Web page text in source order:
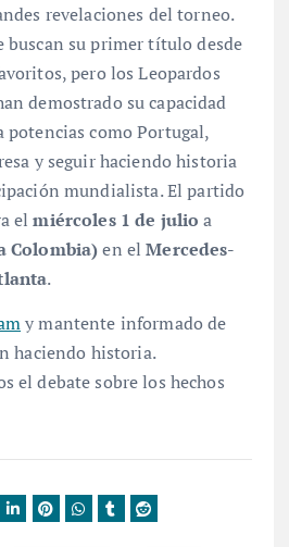
revelaciones del torneo.
buscan su primer título desde
pero los Leopardos
demostrado su capacidad
como Portugal,
y seguir haciendo historia
mundialista. El partido
elmiércoles 1 de julio a
Colombia)en elMercedes-
.
y mantente informado de
haciendo historia.
el debate sobre los hechos